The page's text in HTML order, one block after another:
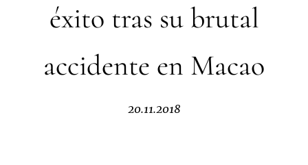
éxito tras su brutal
accidente en Macao
20.11.2018